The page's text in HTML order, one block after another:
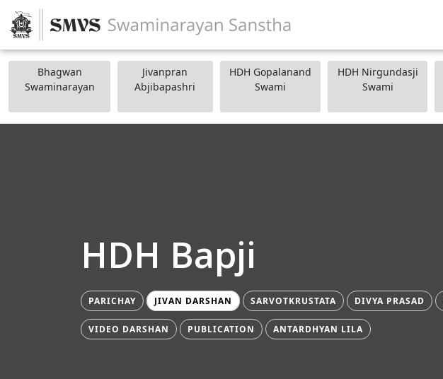
Bhagwan
Swaminarayan
Jivanpran
Abjibapashri
HDH Gopalanand
Swami
HDH Nirgundasji
Swami
HDH Bapji
PARICHAY JIVAN DARSHAN SARVOTKRUSTATA DIVYA PRASAD
VIDEO DARSHAN PUBLICATION ANTARDHYAN LILA